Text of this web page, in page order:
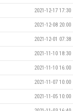
2021-12-17 17:30
2021-12-08 20:00
2021-12-01 07:38
2021-11-10 18:30
2021-11-10 16:00
2021-11-07 10:00
2021-11-05 10:00